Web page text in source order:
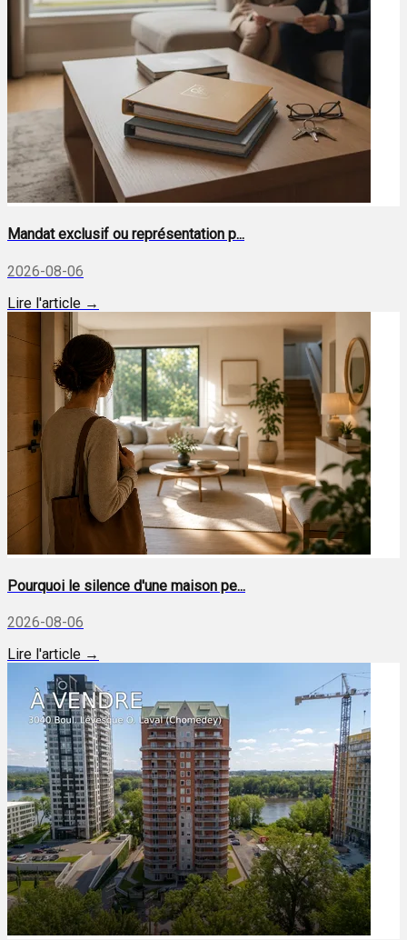
Mandat exclusif ou représentation p...
2026-08-06
Lire l'article →
Pourquoi le silence d'une maison pe...
2026-08-06
Lire l'article →